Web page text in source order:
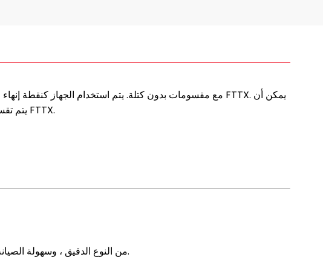
يتم تقسيم الألياف ، والتوزيع في هذا المربع ، لا حاجة فتح المربع مع موصلات متصلة مسبقا. يوفر حماية وإدارة قوية لبناء شبكة FTTX.
يعمل الكابلات والألماس الصناعية وحبال التصحيح عبر مساراتها الخاصة دون إزعاج بعضها البعض ، وتثبيت فاصل PLC من النوع الدقيق ، وسهولة الصيانة.